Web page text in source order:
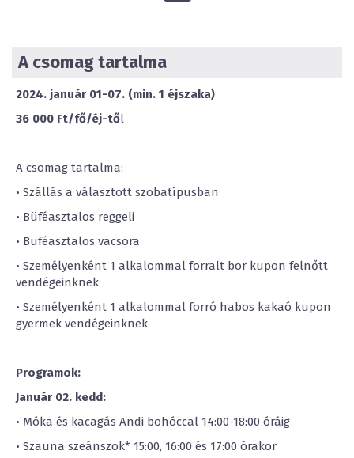
A csomag tartalma
2024. január 01-07. (min. 1 éjszaka)
36 000 Ft/fő/éj-től
A csomag tartalma:
• Szállás a választott szobatípusban
• Büféasztalos reggeli
• Büféasztalos vacsora
• Személyenként 1 alkalommal forralt bor kupon felnőtt
vendégeinknek
• Személyenként 1 alkalommal forró habos kakaó kupon
gyermek vendégeinknek
Programok:
Január 02. kedd:
• Móka és kacagás Andi bohóccal 14:00-18:00 óráig
• Szauna szeánszok* 15:00, 16:00 és 17:00 órakor